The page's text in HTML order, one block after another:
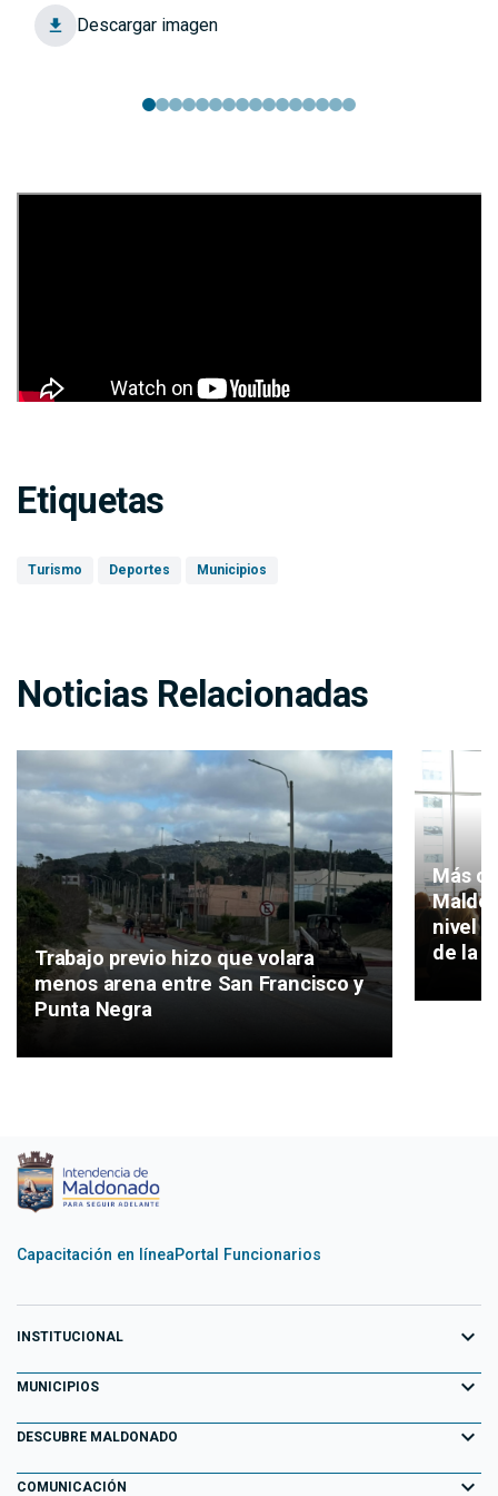
Descargar imagen
Etiquetas
Turismo Deportes Municipios
Noticias Relacionadas
Trabajo previo hizo que volara
menos arena entre San Francisco y
Punta Negra
Más
nivel
de la
Capacitación en líneaPortal Funcionarios
INSTITUCIONAL expand_more
Equipo de Gobierno
Primeros 100 días
MUNICIPIOS expand_more
Aiguá
Garzón
DESCUBRE MALDONADO expand_more
Información para el Turista
COMUNICACIÓN expand_more